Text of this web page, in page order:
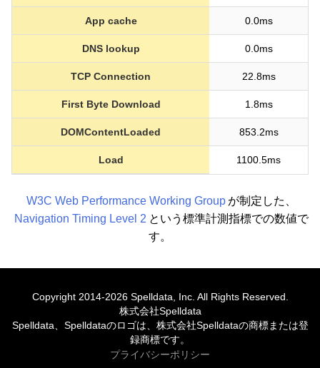
App cache 0.0ms
DNS lookup 0.0ms
TCP Connection 22.8ms
First Byte Download 1.8ms
DOMContentLoaded 853.2ms
Load 1100.5ms
W3C Web Performance Working Group が制定した、
Navigation Timing Level 2 という標準計測指標での数値で
す。
Copyright 2014-2026 Spelldata, Inc. All Rights Reserved.
株式会社Spelldata
Spelldata、Spelldataのロゴは、株式会社Spelldataの商標または登
録商標です。
プライバシーポリシー